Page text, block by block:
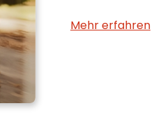
Mehr erfahren